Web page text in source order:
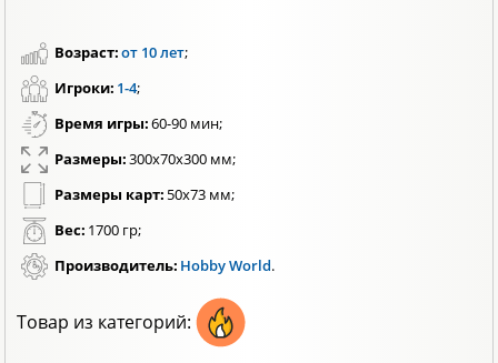
Возраст:от 10 лет;
Игроки: 1-4;
Время игры:60-90 мин;
Размеры:300х70х300 мм;
Размеры карт: 50х73 мм;
Вес: 1700 гр;
Производитель: Hobby World.
Товар из категорий: